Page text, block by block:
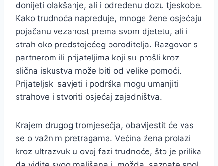
donijeti olakšanje, ali i određenu dozu tjeskobe.
Kako trudnoća napreduje, mnoge žene osjećaju
pojačanu vezanost prema svom djetetu, ali i
strah oko predstojećeg poroditelja. Razgovor s
partnerom ili prijateljima koji su prošli kroz
slična iskustva može biti od velike pomoći.
Prijateljski savjeti i podrška mogu umanjiti
strahove i stvoriti osjećaj zajedništva.
Krajem drugog tromjesečja, obavijestit će vas
se o važnim pretragama. Većina žena prolazi
kroz ultrazvuk u ovoj fazi trudnoće, što je prilika